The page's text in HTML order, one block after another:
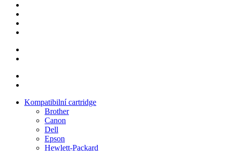
Kompatibilní cartridge
Brother
Canon
Dell
Epson
Hewlett-Packard